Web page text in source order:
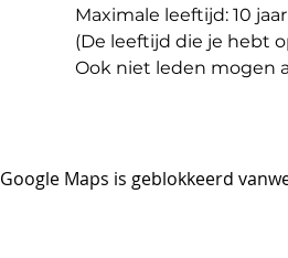
Maximale leeftijd: 10 jaar
(De leeftijd die je hebt
Ook niet leden mogen
Google Maps is geblokkeerd